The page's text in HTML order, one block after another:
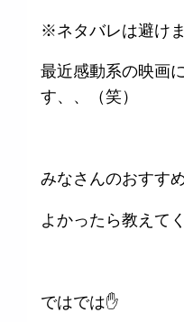
※ネタバレは避けま
最近感動系の映画
す、、（笑）
みなさんのおすす
よかったら教えて
ではでは✋